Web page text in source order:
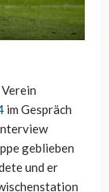
im Gespräch
geblieben
und er